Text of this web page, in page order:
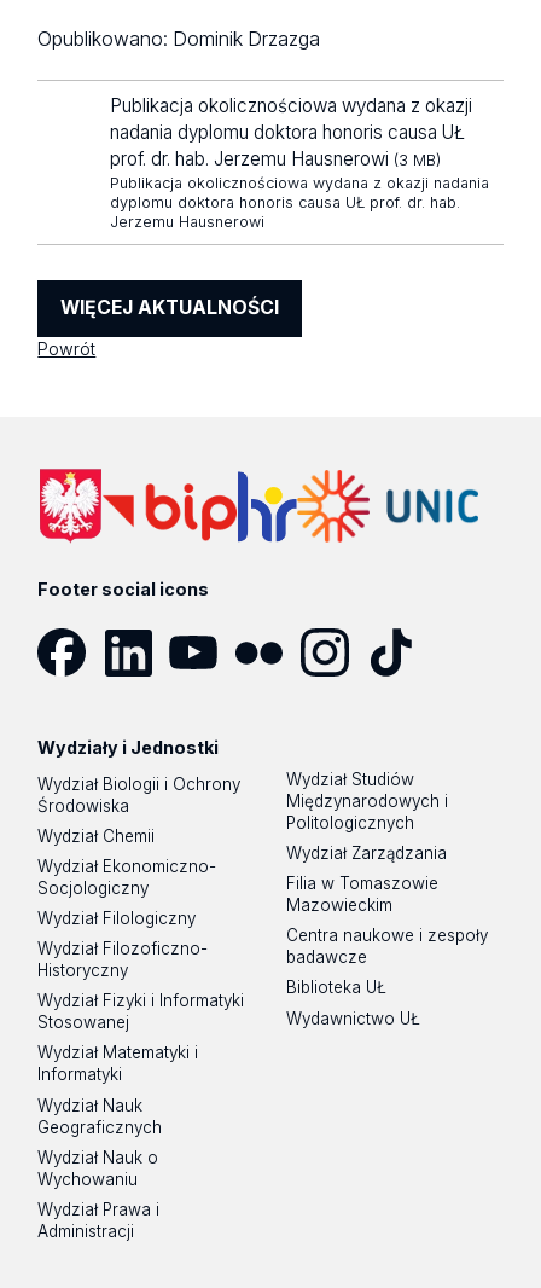
Opublikowano: Dominik Drzazga
Publikacja okolicznościowa wydana z okazji
nadania dyplomu doktora honoris causa UŁ
prof. dr. hab. Jerzemu Hausnerowi (3 MB)
Publikacja okolicznościowa wydana z okazji nadania
dyplomu doktora honoris causa UŁ prof. dr. hab.
Jerzemu Hausnerowi
WIĘCEJ AKTUALNOŚCI
Powrót
Footer social icons
Wydziały i Jednostki
Wydział Biologii i Ochrony
Środowiska
Wydział Chemii
Wydział Ekonomiczno-
Socjologiczny
Wydział Filologiczny
Wydział Filozoficzno-
Historyczny
Wydział Fizyki i Informatyki
Stosowanej
Wydział Matematyki i
Informatyki
Wydział Nauk
Geograficznych
Wydział Nauk o
Wychowaniu
Wydział Prawa i
Administracji
Wydział Studiów
Międzynarodowych i
Politologicznych
Wydział Zarządzania
Filia w Tomaszowie
Mazowieckim
Centra naukowe i zespoły
badawcze
Biblioteka UŁ
Wydawnictwo UŁ